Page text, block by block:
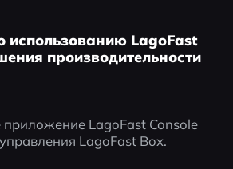
использованию LagoFast
производительности
LagoFast Console
LagoFast Box.